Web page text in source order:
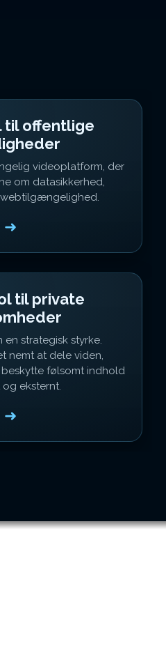
til offentlige
videoplatform, der
om datasikkerhed,
➜
til private
strategisk styrke.
nemt at dele viden,
følsomt indhold
eksternt.
➜